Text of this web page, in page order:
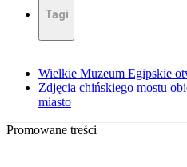
Tagi
Wielkie Muzeum Egipskie
Zdjęcia chińskiego mostu
miasto
Promowane treści